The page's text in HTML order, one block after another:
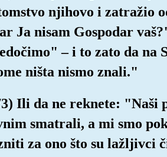
njihovo i zatražio
Ja nisam Gospodar
– i to zato da na
ništa nismo znali."
Ili da ne reknete: "Naši
smatrali, a mi smo
za ono što su lažljivci